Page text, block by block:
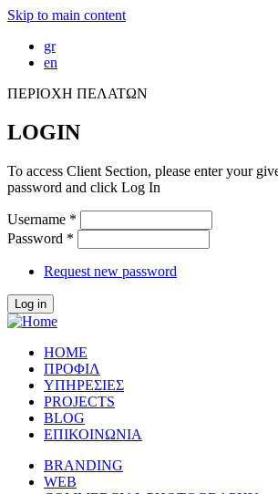
Skip to main content
gr
en
ΠΕΡΙΟΧΗ ΠΕΛΑΤΩΝ
LOGIN
To access Client Section, please enter your
password and click Log In
Username *
Password *
Request new password
HOME
ΠΡΟΦΙΛ
ΥΠΗΡΕΣΙΕΣ
PROJECTS
BLOG
ΕΠΙΚΟΙΝΩΝΙΑ
BRANDING
WEB